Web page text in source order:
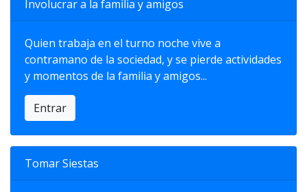
Involucrar a la familia y amigos
Quien trabaja en el turno noche vive a
contramano de la sociedad, y se pierde actividades
y momentos de la familia y amigos...
Entrar
Tomar Siestas